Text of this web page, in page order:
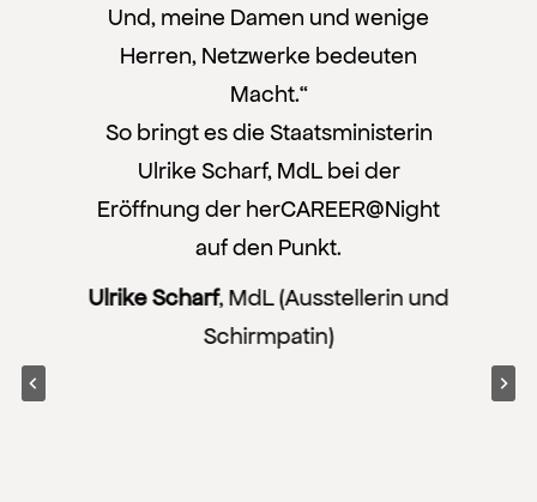
Und, meine Damen und wenige
Herren, Netzwerke bedeuten
Macht.“
So bringt es die Staatsministerin
Ulrike Scharf, MdL bei der
Eröffnung der herCAREER@Night
auf den Punkt.
Ulrike Scharf, MdL (Ausstellerin und
Schirmpatin)